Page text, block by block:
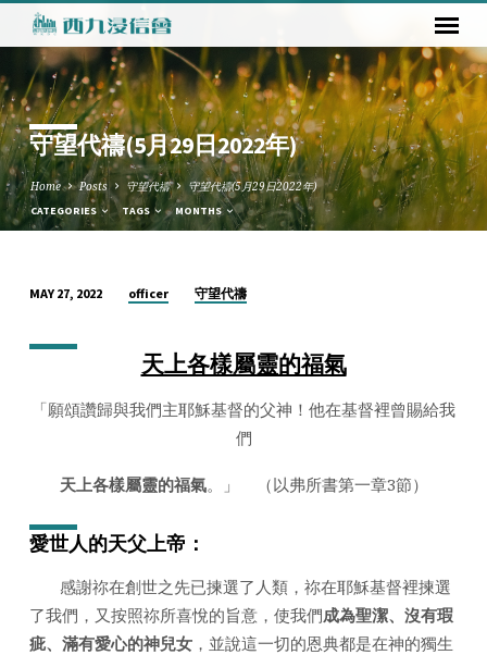
守望代禱(5月29日2022年)
Home Posts 守望代禱 守望代禱(5月29日2022年)
CATEGORIES TAGS MONTHS
望
禱
(5
2022
年)
MAY 27, 2022 officer 守望代禱
天上各樣屬靈的福氣
「願頌讚歸與我們主耶穌基督的父神！他在基督裡曾賜給我
們
天上各樣屬靈的福氣。」 （以弗所書第一章3節）
愛世人的天父上帝：
感謝祢在創世之先已揀選了人類，祢在耶穌基督裡揀選
了我們，又按照祢所喜悅的旨意，使我們成為聖潔、沒有瑕
疵、滿有愛心的神兒女，並說這一切的恩典都是在神的獨生